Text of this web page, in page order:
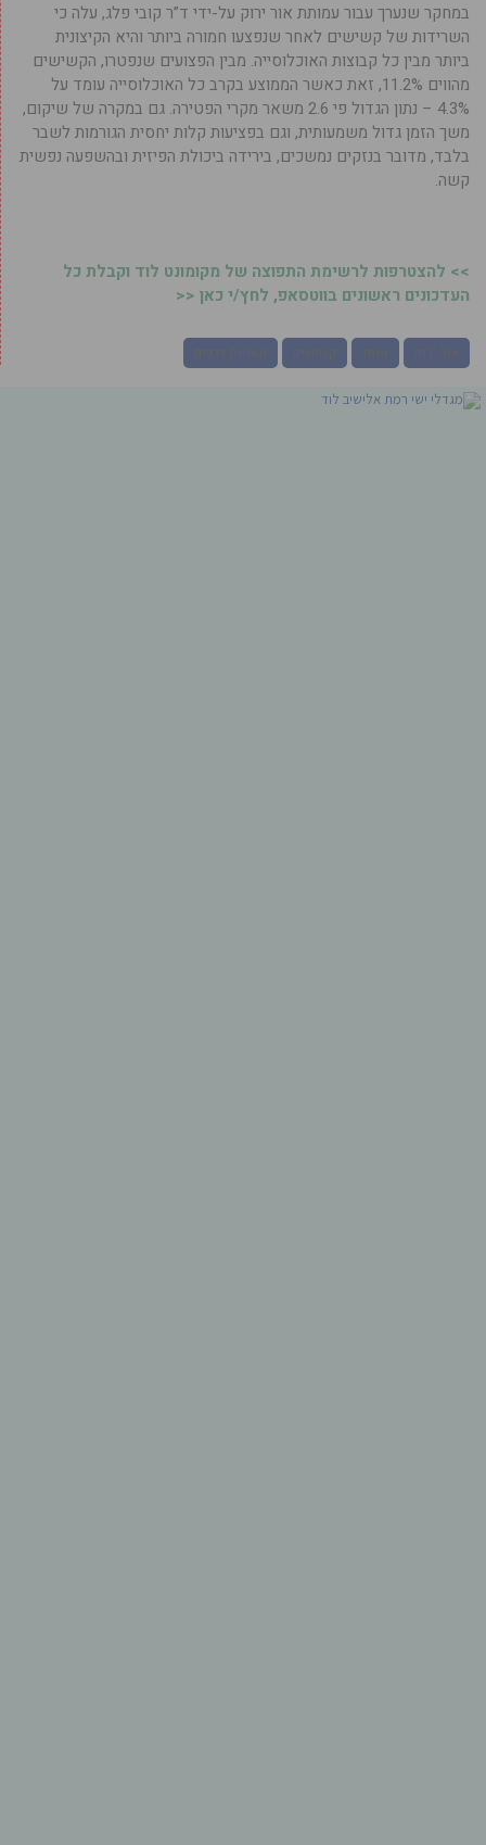
במחקר שנערך עבור עמותת אור ירוק על-ידי ד”ר קובי פלג, עלה כי
השרידות של קשישים לאחר שנפצעו חמורה ביותר והיא הקיצונית
ביותר מבין כל קבוצות האוכלוסייה. מבין הפצועים שנפטרו, הקשישים
מהווים 11.2%, זאת כאשר הממוצע בקרב כל האוכלוסייה עומד על
4.3% – נתון הגדול פי 2.6 משאר מקרי הפטירה. גם במקרה של שיקום,
משך הזמן גדול משמעותית, וגם בפציעות קלות יחסית הגורמות לשבר
בלבד, מדובר בנזקים נמשכים, בירידה ביכולת הפיזית ובהשפעה נפשית
קשה.
>> להצטרפות לרשימת התפוצה של מקומונט לוד וקבלת כל
העדכונים ראשונים בווטסאפ, לחץ/י כאן <<